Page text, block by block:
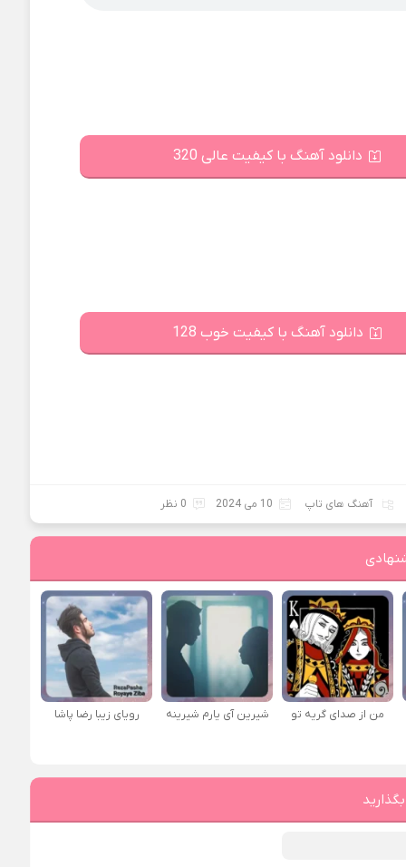
دانلود آهنگ با کیفیت عالی 320
دانلود آهنگ با کیفیت خوب 128
آهنگ های تاپ 10 می 2024 0 نظر
من از صدای گريه تو شیرین آی یارم شیرینه رویای زیبا رضا پاشا